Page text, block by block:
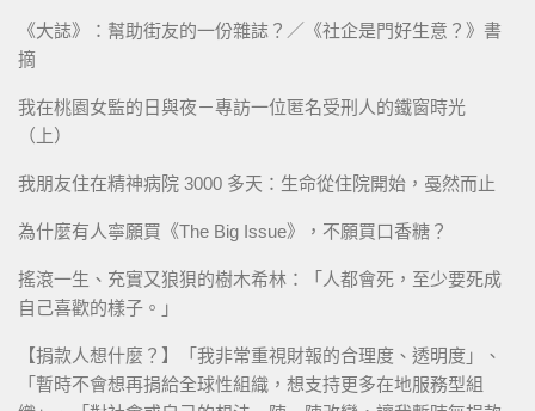
《大誌》：幫助街友的一份雜誌？／《社企是門好生意？》書
摘
我在桃園女監的日與夜－專訪一位匿名受刑人的鐵窗時光
（上）
我朋友住在精神病院 3000 多天：生命從住院開始，戞然而止
為什麼有人寧願買《The Big Issue》，不願買口香糖？
搖滾一生、充實又狼狽的樹木希林：「人都會死，至少要死成
自己喜歡的樣子。」
【捐款人想什麼？】「我非常重視財報的合理度、透明度」、
「暫時不會想再捐給全球性組織，想支持更多在地服務型組